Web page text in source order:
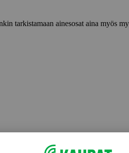
tarkistamaan ainesosat aina myös